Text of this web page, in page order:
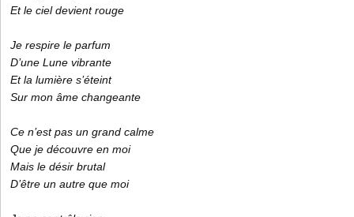
Et le ciel devient rouge
Je respire le parfum
D’une Lune vibrante
Et la lumière s’éteint
Sur mon âme changeante
Ce n’est pas un grand calme
Que je découvre en moi
Mais le désir brutal
D’être un autre que moi